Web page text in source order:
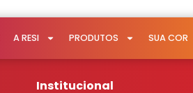
A RESI PRODUTOS SUA COR
Institucional